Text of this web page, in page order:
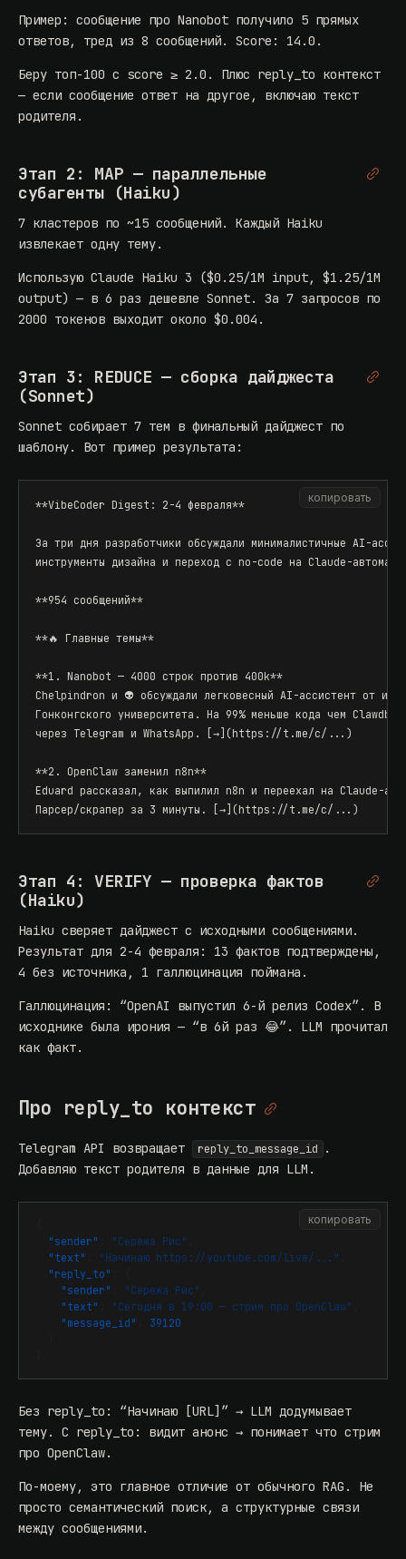
Пример: сообщение про Nanobot получило 5 прямых
ответов, тред из 8 сообщений. Score: 14.0.
Беру топ-100 с score ≥ 2.0. Плюс reply_to контекст
— если сообщение ответ на другое, включаю текст
родителя.
Этап 2: MAP — параллельные
субагенты (Haiku)
7 кластеров по ~15 сообщений. Каждый Haiku
извлекает одну тему.
Использую Claude Haiku 3 ($0.25/1M input, $1.25/1M
output) — в 6 раз дешевле Sonnet. За 7 запросов по
2000 токенов выходит около $0.004.
Этап 3: REDUCE — сборка дайджеста
(Sonnet)
Sonnet собирает 7 тем в финальный дайджест по
шаблону. Вот пример результата:
копировать
**VibeCoder Digest: 2-4 февраля**
За три дня разработчики обсуждали минималистичные AI-
инструменты дизайна и переход с no-code на Claude-
**954 сообщений**
**🔥 Главные темы**
**1. Nanobot — 4000 строк против 400k**
Chelpindron и 👽 обсуждали легковесный AI-ассистент от
Гонконгского университета. На 99% меньше кода чем
через Telegram и WhatsApp. [→](https://t.me/c/...)
**2. OpenClaw заменил n8n**
Eduard рассказал, как выпилил n8n и переехал на Claude-
Парсер/скрапер за 3 минуты. [→](https://t.me/c/...)
Этап 4: VERIFY — проверка фактов
(Haiku)
Haiku сверяет дайджест с исходными сообщениями.
Результат для 2-4 февраля: 13 фактов подтверждены,
4 без источника, 1 галлюцинация поймана.
Галлюцинация: “OpenAI выпустил 6-й релиз Codex”. В
исходнике была ирония — “в 6й раз 😂”. LLM прочитал
как факт.
Про reply_to контекст
Telegram API возвращает reply_to_message_id
.
Добавляю текст родителя в данные для LLM.
копировать
"sender"
"Сережа Рис"
"text"
"Начинаю https://youtube.com/live/..."
"reply_to"
"sender"
"Сережа Рис"
"text"
"Сегодня в 19:00 — стрим про OpenClaw"
"message_id"
39120
Без reply_to: “Начинаю [URL]” → LLM додумывает
тему. С reply_to: видит анонс → понимает что стрим
про OpenClaw.
По-моему, это главное отличие от обычного RAG. Не
просто семантический поиск, а структурные связи
между сообщениями.